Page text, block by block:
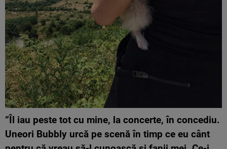
”Îl iau peste tot cu mine, la concerte, în concediu.
Uneori Bubbly urcă pe scenă în timp ce eu cânt